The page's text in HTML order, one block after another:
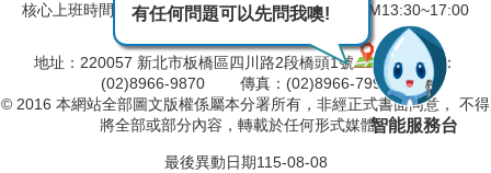
核心上班時間：星期一 ~ 星期五 AM08:30~12:30 PM13:30~17:00
地址：220057 新北市板橋區四川路2段橋頭1號
電話：
(02)8966-9870 傳真：(02)8966-7996
© 2016 本網站全部圖文版權係屬本分署所有，非經正式書面同意， 不得
將全部或部分內容，轉載於任何形式媒體。
最後異動日期115-08-08
有任何問題可以先問我噢!
智能服務台